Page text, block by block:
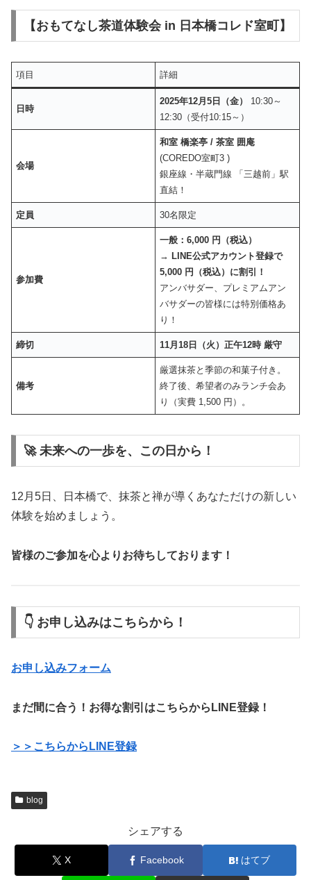
【おもてなし茶道体験会 in 日本橋コレド室町】
項目 詳細
日時
2025年12月5日（金）
10:30～
12:30（受付10:15～）
会場
和室 橋楽亭 / 茶室 囲庵
(COREDO室町3 )
銀座線・半蔵門線 「三越前」駅
直結！
定員 30名限定
参加費
一般：6,000 円（税込）
→ LINE公式アカウント登録で
5,000 円（税込）に割引！
アンバサダー、プレミアムアン
バサダーの皆様には特別価格あ
り！
締切 11月18日（火）正午12時 厳守
備考
厳選抹茶と季節の和菓子付き。
終了後、希望者のみランチ会あ
り（実費 1,500 円）。
🚀 未来への一歩を、この日から！
12月5日、日本橋で、抹茶と禅が導くあなただけの新しい
体験を始めましょう。
皆様のご参加を心よりお待ちしております！
👇 お申し込みはこちらから！
お申し込みフォーム
まだ間に合う！お得な割引はこちらからLINE登録！
＞＞こちらからLINE登録
blog
シェアする
X Facebook はてブ